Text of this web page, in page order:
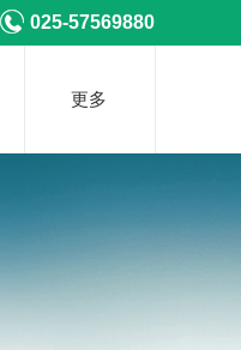
025-57569880
更多